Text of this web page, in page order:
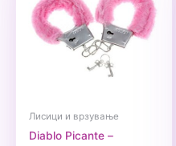
Лисици и врзување
Diablo Picante –